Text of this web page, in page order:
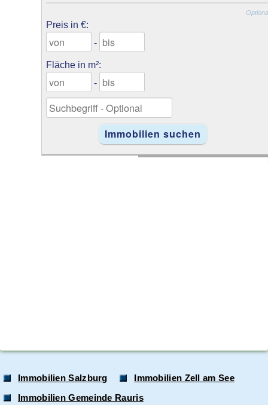
Preis in €:
-
Fläche in m²:
-
Immobilien Salzburg Immobilien Zell am See
Immobilien Gemeinde Rauris